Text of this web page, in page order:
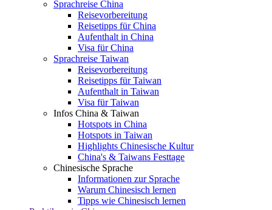
Sprachreise China
Reisevorbereitung
Reisetipps für China
Aufenthalt in China
Visa für China
Sprachreise Taiwan
Reisevorbereitung
Reisetipps für Taiwan
Aufenthalt in Taiwan
Visa für Taiwan
Infos China & Taiwan
Hotspots in China
Hotspots in Taiwan
Highlights Chinesische Kultur
China's & Taiwans Festtage
Chinesische Sprache
Informationen zur Sprache
Warum Chinesisch lernen
Tipps wie Chinesisch lernen